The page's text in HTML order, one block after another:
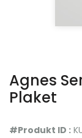
Agnes
Plaket
#Produkt ID :